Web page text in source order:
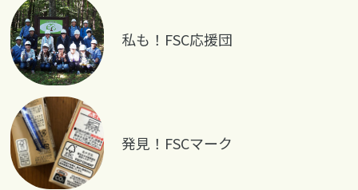
私も！FSC応援団
発見！FSCマーク